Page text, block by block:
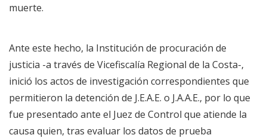
muerte.
Ante este hecho, la Institución de procuración de
justicia -a través de Vicefiscalía Regional de la Costa-,
inició los actos de investigación correspondientes que
permitieron la detención de J.E.A.E. o J.A.A.E., por lo que
fue presentado ante el Juez de Control que atiende la
causa quien, tras evaluar los datos de prueba